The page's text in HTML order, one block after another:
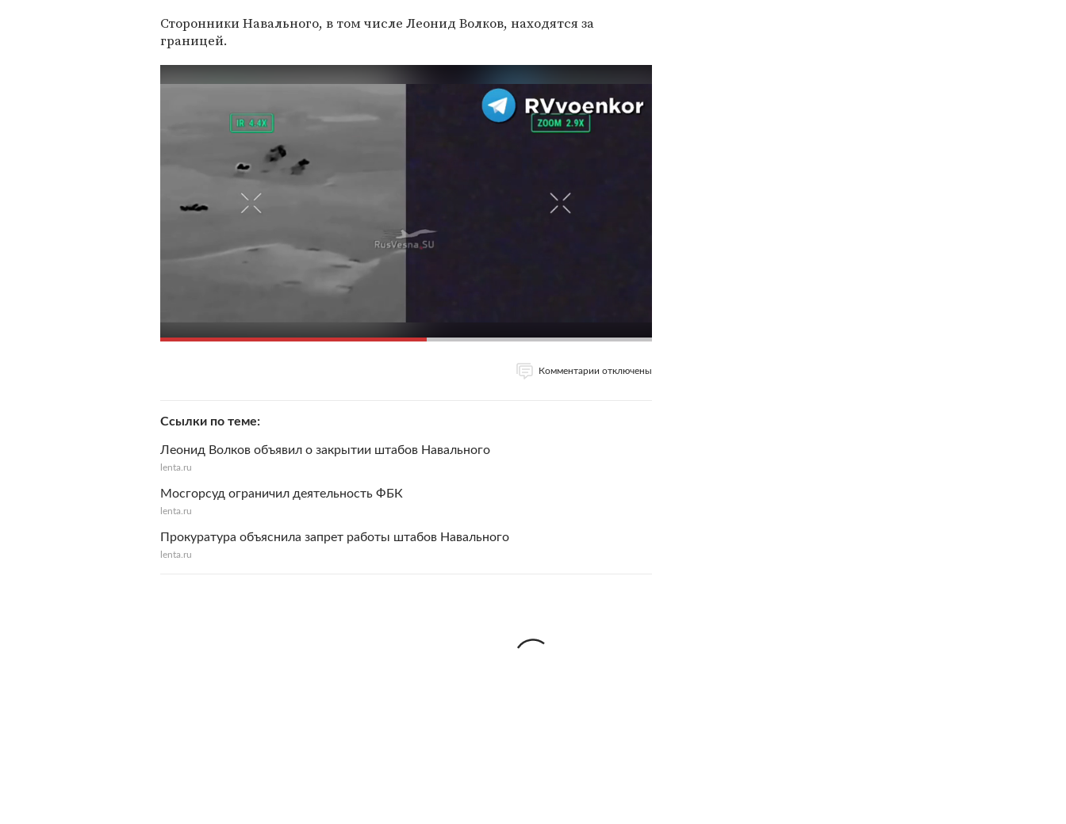
Сторонники Навального, в том числе Леонид Волков, находятся за
границей.
Комментарии отключены
Ссылки по теме
Леонид Волков объявил о закрытии штабов Навального
lenta.ru
Мосгорсуд ограничил деятельность ФБК
lenta.ru
Прокуратура объяснила запрет работы штабов Навального
lenta.ru